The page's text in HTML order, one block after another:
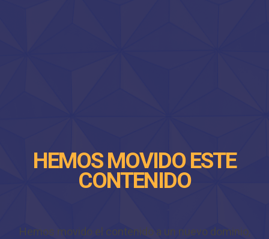
HEMOS MOVIDO ESTE
CONTENIDO
Hemos movido el contenido a un nuevo dominio,